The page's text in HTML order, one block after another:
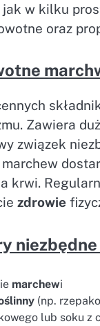
w kilku
oraz
Zawiera
związek
krwi.
zdrowie
marchewi
(np.
lub soku z